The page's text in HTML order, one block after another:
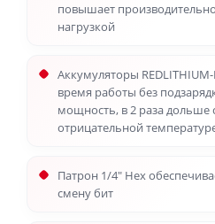
повышает
нагрузкой
Аккумуляторы
время работы без
мощность, в 2 раза дольше
отрицательной
Патрон 1/4" Hex
смену бит